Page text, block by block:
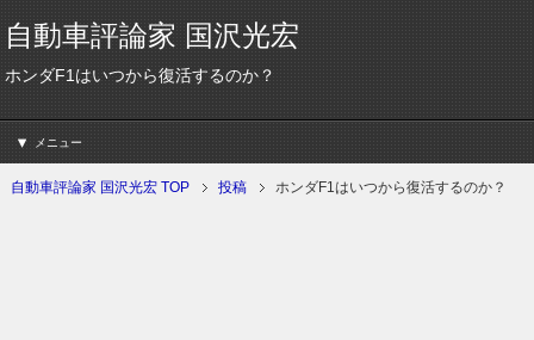
自動車評論家 国沢光宏
ホンダF1はいつから復活するのか？
メニュー
自動車評論家 国沢光宏 TOP 投稿 ホンダF1はいつから復活するのか？